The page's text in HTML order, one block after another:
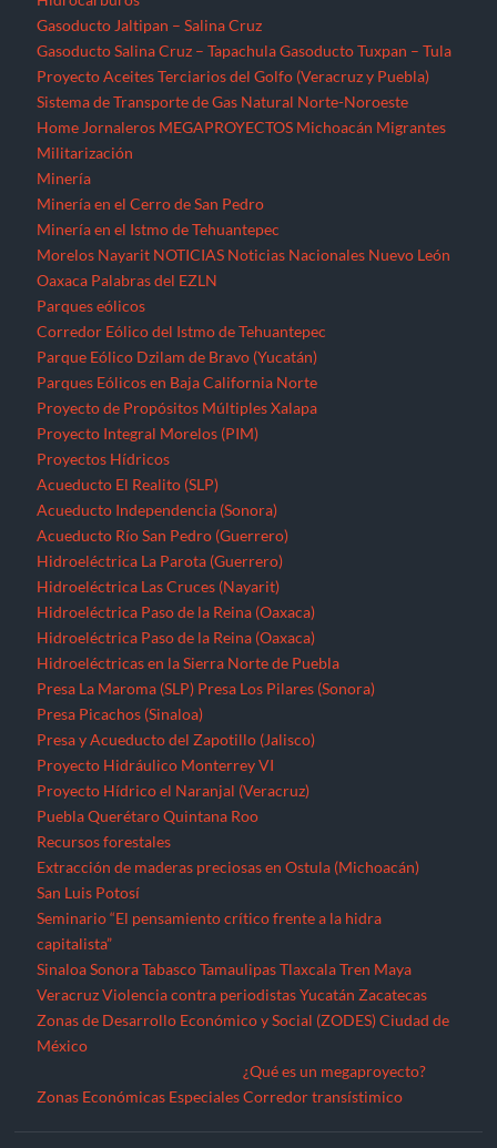
Gasoducto Jaltipan – Salina Cruz
Gasoducto Salina Cruz – Tapachula Gasoducto Tuxpan – Tula
Proyecto Aceites Terciarios del Golfo (Veracruz y Puebla)
Sistema de Transporte de Gas Natural Norte-Noroeste
Home Jornaleros MEGAPROYECTOS Michoacán Migrantes
Militarización
Minería
Minería en el Cerro de San Pedro
Minería en el Istmo de Tehuantepec
Morelos Nayarit NOTICIAS Noticias Nacionales Nuevo León
Oaxaca Palabras del EZLN
Parques eólicos
Corredor Eólico del Istmo de Tehuantepec
Parque Eólico Dzilam de Bravo (Yucatán)
Parques Eólicos en Baja California Norte
Proyecto de Propósitos Múltiples Xalapa
Proyecto Integral Morelos (PIM)
Proyectos Hídricos
Acueducto El Realito (SLP)
Acueducto Independencia (Sonora)
Acueducto Río San Pedro (Guerrero)
Hidroeléctrica La Parota (Guerrero)
Hidroeléctrica Las Cruces (Nayarit)
Hidroeléctrica Paso de la Reina (Oaxaca)
Hidroeléctrica Paso de la Reina (Oaxaca)
Hidroeléctricas en la Sierra Norte de Puebla
Presa La Maroma (SLP) Presa Los Pilares (Sonora)
Presa Picachos (Sinaloa)
Presa y Acueducto del Zapotillo (Jalisco)
Proyecto Hidráulico Monterrey VI
Proyecto Hídrico el Naranjal (Veracruz)
Puebla Querétaro Quintana Roo
Recursos forestales
Extracción de maderas preciosas en Ostula (Michoacán)
San Luis Potosí
Seminario “El pensamiento crítico frente a la hidra
capitalista”
Sinaloa Sonora Tabasco Tamaulipas Tlaxcala Tren Maya
Veracruz Violencia contra periodistas Yucatán Zacatecas
Zonas de Desarrollo Económico y Social (ZODES) Ciudad de
México
Zonas Económicas Especiales
¿Qué es un megaproyecto?
Corredor transístimico